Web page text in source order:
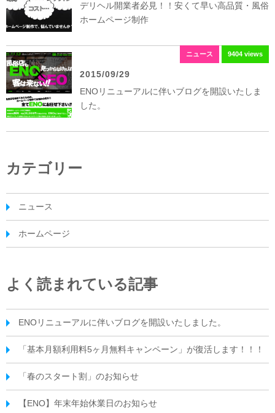
デリヘル開業者必見！！安くて早い高品質・風俗
ホームページ制作
2015/09/29
ENOリニューアルに伴いブログを開設いたしま
した。
ニュース 9404 views
カテゴリー
ニュース
ホームページ
よく読まれている記事
ENOリニューアルに伴いブログを開設いたしました。
「基本月額利用料5ヶ月無料キャンペーン」が復活します！！！
「春のスタート割」のお知らせ
【ENO】年末年始休業日のお知らせ